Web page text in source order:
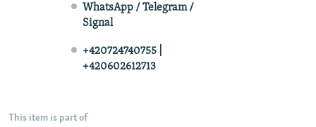
WhatsApp / Telegram /
Signal
+420724740755 |
+420602612713
This item is part of